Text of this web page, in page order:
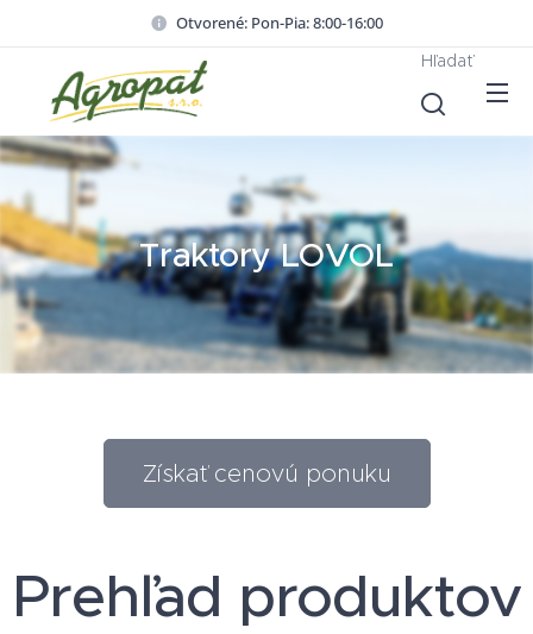
Otvorené: Pon-Pia: 8:00-16:00
Hľadať
Traktory LOVOL
Získať cenovú ponuku
Prehľad produktov